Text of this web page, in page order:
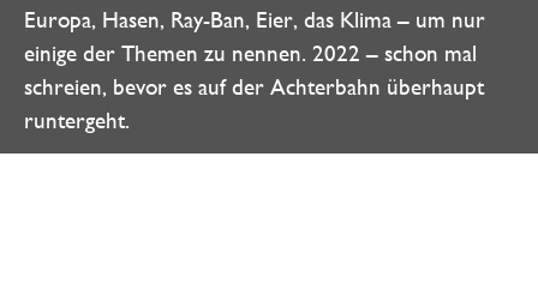
Europa, Hasen, Ray-Ban, Eier, das Klima – um nur
einige der Themen zu nennen. 2022 – schon mal
schreien, bevor es auf der Achterbahn überhaupt
runtergeht.